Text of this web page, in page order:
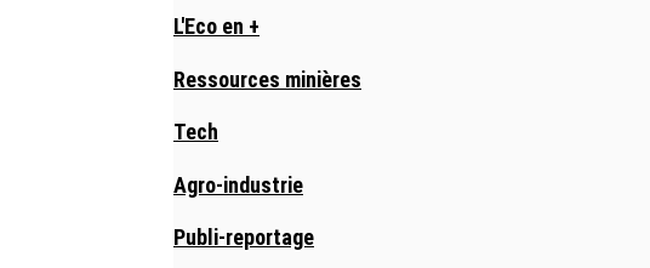
L'Eco en +
Ressources minières
Tech
Agro-industrie
Publi-reportage